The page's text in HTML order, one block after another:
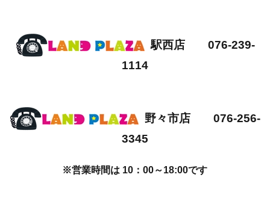
駅西店 076-239-
1114
野々市店 076-256-
3345
※営業時間は 10：00～18:00です